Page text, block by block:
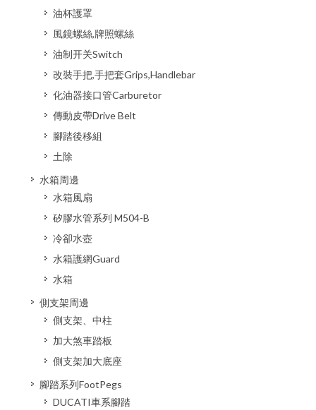
油杯護罩
風鏡螺絲,牌照螺絲
油制开关Switch
改裝手把,手把套Grips,Handlebar
化油器接口管Carburetor
傳動皮帶Drive Belt
腳踏後移組
土除
水箱周邊
水箱風扇
矽膠水管系列 M504-B
冷卻水壺
水箱護網Guard
水箱
側支架周邊
側支架、中柱
加大煞車踏板
側支架加大底座
腳踏系列FootPegs
DUCATI車系腳踏